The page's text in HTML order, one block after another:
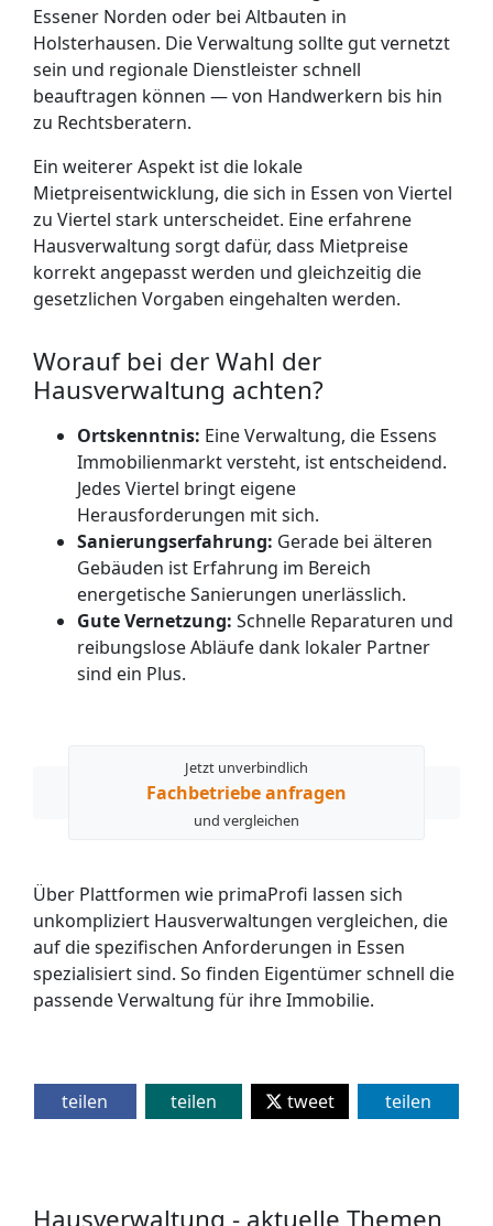
Essener Norden oder bei Altbauten in
Holsterhausen. Die Verwaltung sollte gut vernetzt
sein und regionale Dienstleister schnell
beauftragen können — von Handwerkern bis hin
zu Rechtsberatern.
Ein weiterer Aspekt ist die lokale
Mietpreisentwicklung, die sich in Essen von Viertel
zu Viertel stark unterscheidet. Eine erfahrene
Hausverwaltung sorgt dafür, dass Mietpreise
korrekt angepasst werden und gleichzeitig die
gesetzlichen Vorgaben eingehalten werden.
Worauf bei der Wahl der
Hausverwaltung achten?
Ortskenntnis: Eine Verwaltung, die Essens
Immobilienmarkt versteht, ist entscheidend.
Jedes Viertel bringt eigene
Herausforderungen mit sich.
Sanierungserfahrung: Gerade bei älteren
Gebäuden ist Erfahrung im Bereich
energetische Sanierungen unerlässlich.
Gute Vernetzung: Schnelle Reparaturen und
reibungslose Abläufe dank lokaler Partner
sind ein Plus.
Jetzt unverbindlich
Fachbetriebe anfragen
und vergleichen
Über Plattformen wie primaProfi lassen sich
unkompliziert Hausverwaltungen vergleichen, die
auf die spezifischen Anforderungen in Essen
spezialisiert sind. So finden Eigentümer schnell die
passende Verwaltung für ihre Immobilie.
teilen teilen tweet teilen
Hausverwaltung - aktuelle Themen